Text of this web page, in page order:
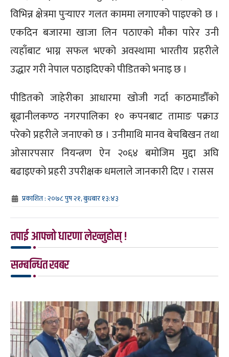
विभिन्न क्षेत्रमा पुर्‍याएर गलत काममा लगाएको पाइएको छ ।
एकदिन बजारमा खाजा लिन पठाएको मौका पारेर उनी
त्यहाँबाट भाग्न सफल भएको अवस्थामा भारतीय प्रहरीले
उद्धार गरी नेपाल पठाइदिएको पीडितको भनाइ छ ।
पीडितको जाहेरीका आधारमा खोजी गर्दा काठमाडौँको
बूढानीलकण्ठ नगरपालिका १० कपनबाट तामाङ पक्राउ
परेको प्रहरीले जनाएको छ । उनीमाथि मानव बेचबिखन तथा
ओसारपसार नियन्त्रण ऐन २०६४ बमोजिम मुद्दा अघि
बढाइएको प्रहरी उपरीक्षक धमलाले जानकारी दिए । रासस
प्रकाशित : २०७८ पुष २१, बुधबार १३:४३
तपाई आफ्नो धारणा लेख्नुहोस् !
सम्बन्धित खबर